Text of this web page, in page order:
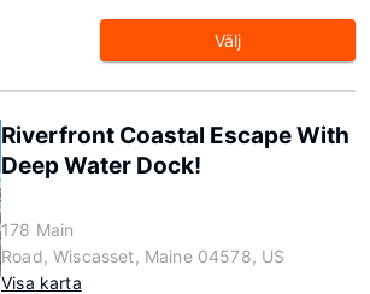
Välj
Riverfront Coastal Escape With
Deep Water Dock!
178 Main
Road, Wiscasset, Maine 04578, US
Visa karta